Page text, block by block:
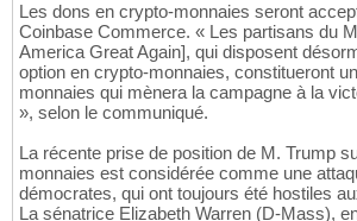
Les dons en crypto-monnaies seront
Coinbase Commerce. « Les partisans du
America Great Again], qui disposent
option en crypto-monnaies, constitueront
monnaies qui mènera la campagne à la
», selon le communiqué.
La récente prise de position de M. Trump
monnaies est considérée comme une
démocrates, qui ont toujours été hostiles
La sénatrice Elizabeth Warren (D-Mass),